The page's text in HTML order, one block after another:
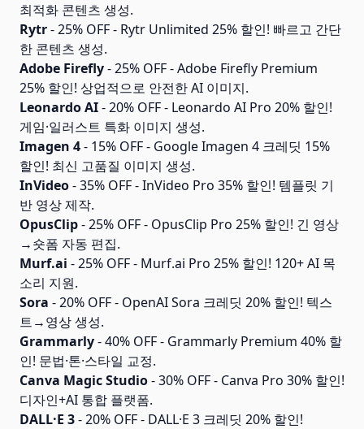
최적화 콘텐츠 생성.
Rytr- 25% OFF - Rytr Unlimited 25% 할인! 빠르고 간단
한 콘텐츠 생성.
Adobe Firefly- 25% OFF - Adobe Firefly Premium
25% 할인! 상업적으로 안전한 AI 이미지.
Leonardo AI- 20% OFF - Leonardo AI Pro 20% 할인!
게임·일러스트 특화 이미지 생성.
Imagen 4- 15% OFF - Google Imagen 4 크레딧 15%
할인! 최신 고품질 이미지 생성.
InVideo- 35% OFF - InVideo Pro 35% 할인! 템플릿 기
반 영상 제작.
OpusClip- 25% OFF - OpusClip Pro 25% 할인! 긴 영상
→숏폼 자동 편집.
Murf.ai - 25% OFF - Murf.ai Pro 25% 할인! 120+ AI 목
소리 지원.
Sora - 20% OFF - OpenAI Sora 크레딧 20% 할인! 텍스
트→영상 생성.
Grammarly- 40% OFF - Grammarly Premium 40% 할
인! 문법·톤·스타일 교정.
Canva Magic Studio- 30% OFF - Canva Pro 30% 할인!
디자인+AI 통합 플랫폼.
DALL·E 3- 20% OFF - DALL·E 3 크레딧 20% 할인!